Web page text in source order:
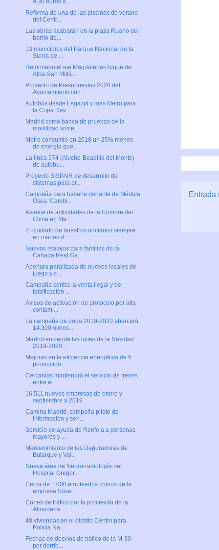
Entrada
9,30 euros a...
Reforma de una de las piscinas de verano
del Centr...
Las obras acabarán en la plaza Ruano del
barrio de...
13 municipios del Parque Nacional de la
Sierra de ...
Reformado el eje Magdalena-Duque de
Alba-San Millá...
Proyecto de Presupuestos 2020 del
Ayuntamiento con...
Autobús desde Legazpi y más Metro para
la Copa Dav...
Madrid como banco de pruebas de la
movilidad soste...
Metro consumió en 2018 un 25% menos
de energía que...
La línea 574 (Aluche-Boadilla del Monte)
de autobu...
Proyecto SISPAIR de desarrollo de
sistemas para pr...
Campaña para hacerte donante de Médula
Ósea ‘Cambi...
Avance de actividades de la Cumbre del
Clima en Ma...
El cuidado de nuestros ancianos siempre
en manos d...
Nuevos realojos para familias de la
Cañada Real Ga...
Apertura paralizada de nuevos locales de
juego y c...
Campaña contra la venta ilegal y de
falsificación ...
Avisos de activación de protocolo por alta
contami...
La campaña de poda 2019-2020 abarcará
14.300 olmos...
Madrid enciende las luces de la Navidad
2019-2020 ...
Mejoras en la eficiencia energética de 6
promocion...
Cercanías mantendrá el servicio de trenes
entre el...
16.511 nuevas empresas de enero y
septiembre a 2019
Camina Madrid, campaña piloto de
información y sen...
Servicio de ayuda de Renfe a a personas
mayores y ...
Mantenimiento de las Depuradoras de
Butarque y Val...
Nueva área de Neurorradiología del
Hospital Gregor...
Cerca de 1.000 empleados chinos de la
empresa Susa...
Cortes de tráfico por la procesión de la
Almudena....
48 viviendas en el distrito Centro para
Policía Na...
Fechas de desvíos de tráfico de la M-30
por derrib...